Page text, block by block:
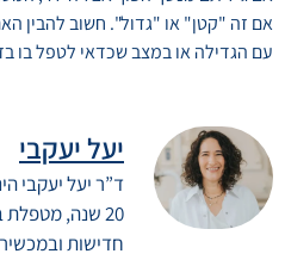
אם זה "קטן" או "גדול". חשוב להבין
עם הגדילה או במצב שכדאי לטפל בו
יעל יעקבי
ד”ר יעל יעקבי
20 שנה,
חדישות